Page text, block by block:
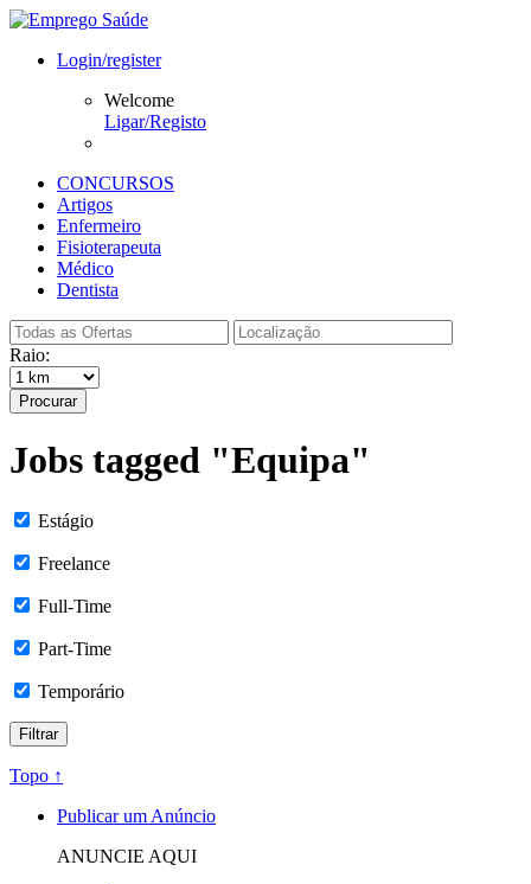
Login/register
Welcome
Ligar/Registo
CONCURSOS
Artigos
Enfermeiro
Fisioterapeuta
Médico
Dentista
Raio:
Procurar
Jobs tagged "Equipa"
Estágio
Freelance
Full-Time
Part-Time
Temporário
Topo ↑
Publicar um Anúncio
ANUNCIE AQUI